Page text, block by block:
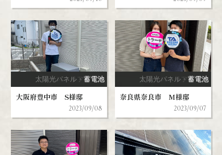
V2H
スマートハウス
リフォーム
太陽光パネル・蓄電池
蓄電池
大阪府豊中市 S様邸
2023/09/08
V2H
スマートハウス
リフォーム
太陽光パネル・蓄電池
蓄電池
奈良県奈良市 M様邸
2023/09/07